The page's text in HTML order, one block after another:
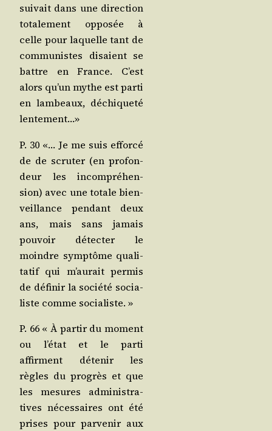
sui­vait dans une direc­tion
tota­le­ment oppo­sée à
celle pour laquelle tant de
com­mu­nistes disaient se
battre en France. C’est
alors qu’un mythe est par­ti
en lam­beaux, déchi­que­té
lentement…»
P. 30 «… Je me suis effor­cé
de de scru­ter (en pro­fon­
deur les incom­pré­hen­
sion) avec une totale bien­
veillance pen­dant deux
ans, mais sans jamais
pou­voir détec­ter le
moindre symp­tôme qua­li­
ta­tif qui m’au­rait per­mis
de défi­nir la socié­té socia­
liste comme socialiste. »
P. 66 « À par­tir du moment
ou l’é­tat et le par­ti
affirment déte­nir les
règles du pro­grès et que
les mesures admi­nis­tra­
tives néces­saires ont été
prises pour par­ve­nir aux